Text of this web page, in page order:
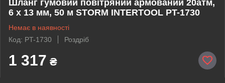
Шланг гумовий повітряний армований 20атм,
6 х 13 мм, 50 м STORM INTERTOOL PT-1730
Немає в наявності
Код: PT-1730
Роздріб
1 317 ₴